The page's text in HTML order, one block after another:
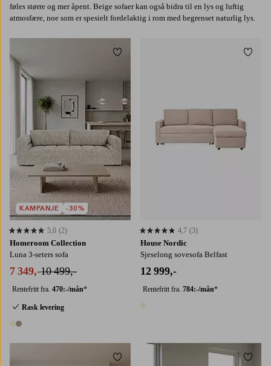
føles større og mer åpent. Beige sofaer kan også bidra til en lys og luftig
atmosfære, noe som er spesielt fordelaktig i rom med begrenset naturlig lys.
Homeroom Collection
Luna 3-seters sofa
7 349,-10 499,-
Rentefritt fra. 470:-/mån*
Rask levering
2 farger
5,0 basert på 2 karaktergivninger
5,0 (2)
KAMPANJE -30%
Legg til favoritter
House Nordic
Sjeselong sovesofa Belfast
12 999,-
Rentefritt fra. 784:-/mån*
4,7 basert på 3 karaktergivninger
4,7 (3)
Legg til favoritter